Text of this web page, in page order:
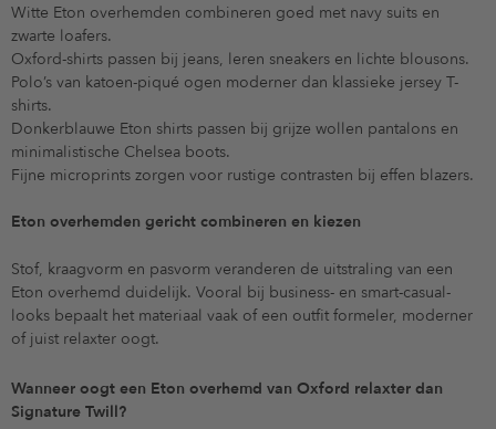
Witte Eton overhemden combineren goed met navy suits en
zwarte loafers.
Oxford-shirts passen bij jeans, leren sneakers en lichte blousons.
Polo’s van katoen-piqué ogen moderner dan klassieke jersey T-
shirts.
Donkerblauwe Eton shirts passen bij grijze wollen pantalons en
minimalistische Chelsea boots.
Fijne microprints zorgen voor rustige contrasten bij effen blazers.
Eton overhemden gericht combineren en kiezen
Stof, kraagvorm en pasvorm veranderen de uitstraling van een
Eton overhemd duidelijk. Vooral bij business- en smart-casual-
looks bepaalt het materiaal vaak of een outfit formeler, moderner
of juist relaxter oogt.
Wanneer oogt een Eton overhemd van Oxford relaxter dan
Signature Twill?